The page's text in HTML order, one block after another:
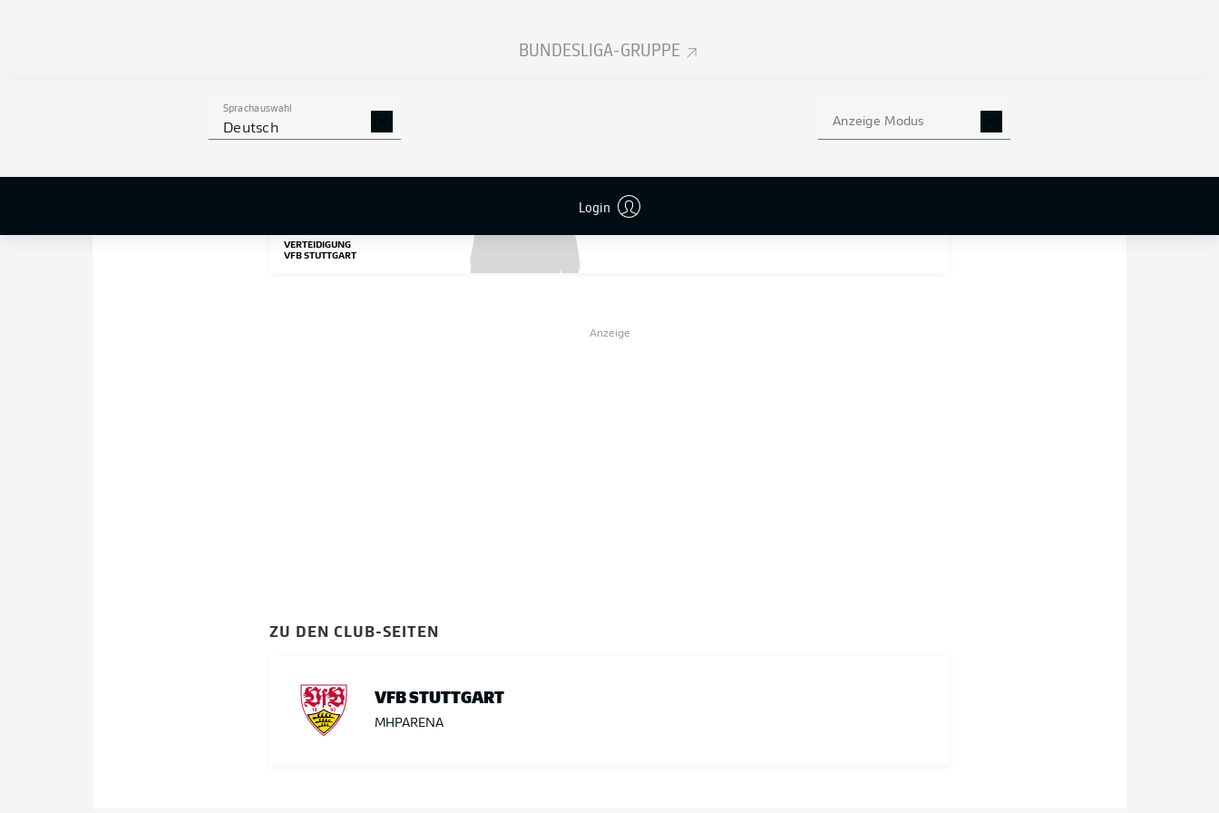
BUNDESLIGA-GRUPPE
Sprachauswahl
Deutsch Anzeige Modus
Login
ZU DEN SPIELER-SEITEN
23 DAN-AXEL
VERTEIDIGUNG
VFB STUTTGART
Anzeige
ZU DEN CLUB-SEITEN
VFB STUTTGART
MHPARENA